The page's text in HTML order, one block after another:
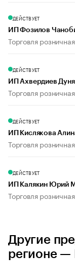
ДЕЙСТВУЕТ
ИП Фозилов
Торговля
ДЕЙСТВУЕТ
ИП Ахвердиев
Торговля
ДЕЙСТВУЕТ
ИП Кислякова
Торговля
ДЕЙСТВУЕТ
ИП Калякин Юрий
Торговля
Другие
регионе —